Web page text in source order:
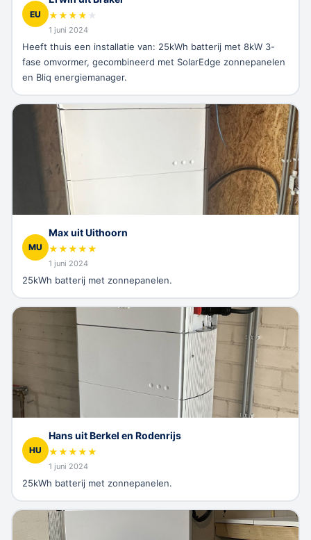
EU ★★★★ ★
1 juni 2024
Heeft thuis een installatie van: 25kWh batterij met 8kW 3-
fase omvormer, gecombineerd met SolarEdge zonnepanelen
en Bliq energiemanager.
MU
Max uit Uithoorn
★★★★★
1 juni 2024
25kWh batterij met zonnepanelen.
HU
Hans uit Berkel en Rodenrijs
★★★★★
1 juni 2024
25kWh batterij met zonnepanelen.